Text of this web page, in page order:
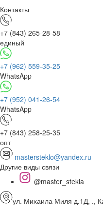
Контакты
+7 (843) 265-28-58
единый
+7 (962) 559-35-25
WhatsApp
+7 (952) 041-26-54
WhatsApp
+7 (843) 258-25-35
опт
mastersteklo@yandex.ru
Другие виды связи
@master_stekla
ул. Михаила Миля д.1Д, .,